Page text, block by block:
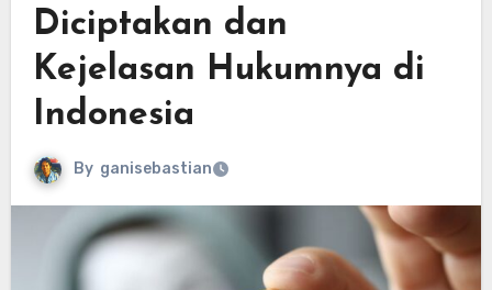
Diciptakan dan
Kejelasan Hukumnya di
Indonesia
By ganisebastian